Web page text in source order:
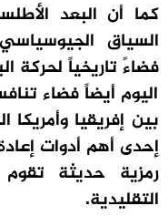
كما أن البعد
السياق
فضاءً تاريخياً لحركة
اليوم أيضاً فضاء
بين إفريقيا وأمريكا
إحدى أهم أدوات
رمزية حديثة
التقليدية.